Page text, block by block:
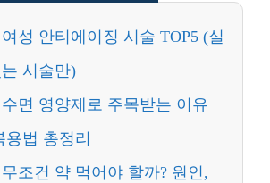
성 안티에이징 시술 TOP5 (실
시술만)
면 영양제로 주목받는 이유
용법 총정리
조건 약 먹어야 할까? 원인,